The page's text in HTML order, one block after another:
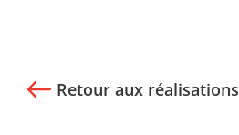
Retour aux réalisations